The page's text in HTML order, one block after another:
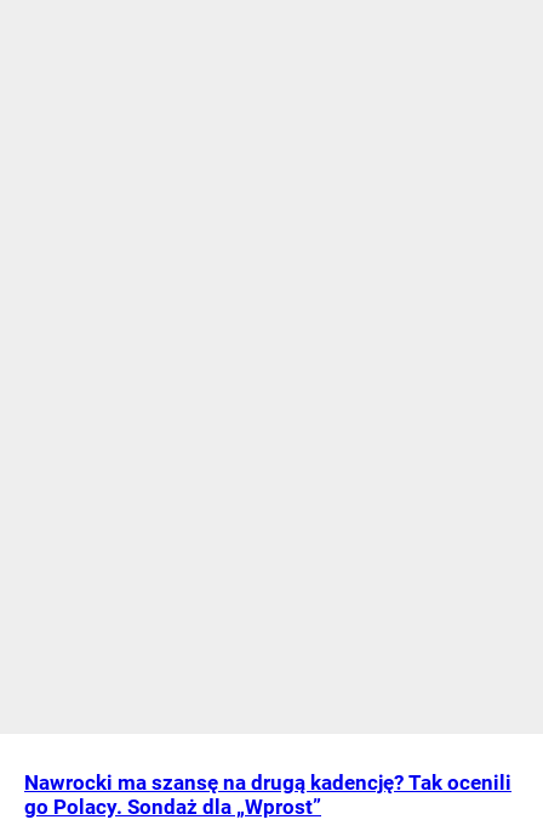
Nawrocki ma szansę na drugą kadencję? Tak ocenili
go Polacy. Sondaż dla „Wprost”